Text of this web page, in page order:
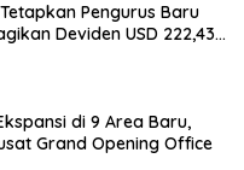
Tetapkan Pengurus Baru
Deviden USD 222,43
di 9 Area Baru,
Grand Opening Office